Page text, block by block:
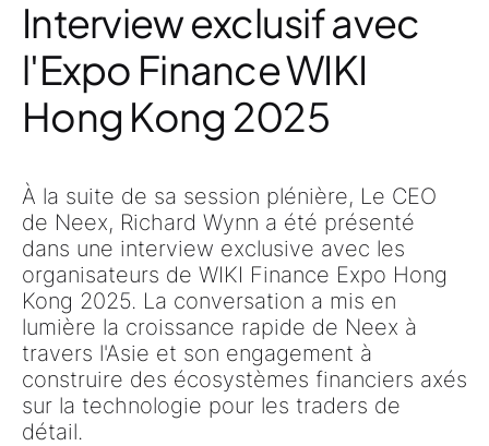
Interview exclusif avec
l'Expo Finance WIKI
Hong Kong 2025
À la suite de sa session plénière, Le CEO
de Neex, Richard Wynn a été présenté
dans une interview exclusive avec les
organisateurs de WIKI Finance Expo Hong
Kong 2025. La conversation a mis en
lumière la croissance rapide de Neex à
travers l'Asie et son engagement à
construire des écosystèmes financiers axés
sur la technologie pour les traders de
détail.